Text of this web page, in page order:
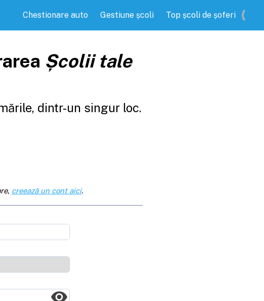
Chestionare auto Gestiune școli Top școli de șoferi
Școlii tale
dintr-un singur loc.
creează un cont aici.